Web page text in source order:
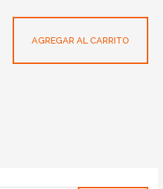
AGREGAR AL CARRITO